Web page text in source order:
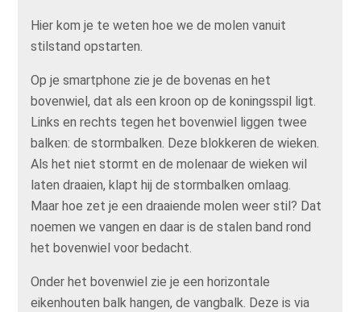
Hier kom je te weten hoe we de molen vanuit
stilstand opstarten.
Op je smartphone zie je de bovenas en het
bovenwiel, dat als een kroon op de koningsspil ligt.
Links en rechts tegen het bovenwiel liggen twee
balken: de stormbalken. Deze blokkeren de wieken.
Als het niet stormt en de molenaar de wieken wil
laten draaien, klapt hij de stormbalken omlaag.
Maar hoe zet je een draaiende molen weer stil? Dat
noemen we vangen en daar is de stalen band rond
het bovenwiel voor bedacht.
Onder het bovenwiel zie je een horizontale
eikenhouten balk hangen, de vangbalk. Deze is via